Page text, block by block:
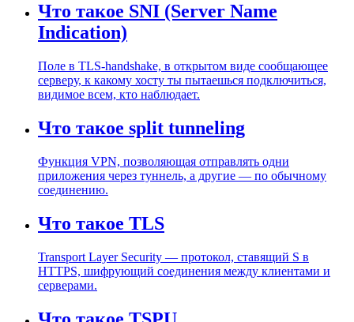
Что такое SNI (Server Name
Indication)
Поле в TLS-handshake, в открытом виде сообщающее
серверу, к какому хосту ты пытаешься подключиться,
видимое всем, кто наблюдает.
Что такое split tunneling
Функция VPN, позволяющая отправлять одни
приложения через туннель, а другие — по обычному
соединению.
Что такое TLS
Transport Layer Security — протокол, ставящий S в
HTTPS, шифрующий соединения между клиентами и
серверами.